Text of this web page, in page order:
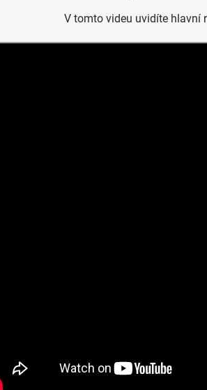
V tomto videu uvidíte hlavní